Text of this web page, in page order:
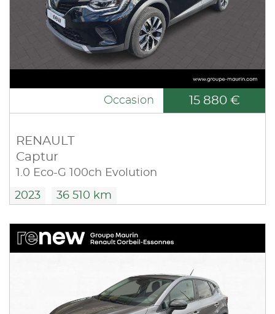
Occasion 15 880 €
RENAULT
Captur
1.0 Eco-G 100ch Evolution
2023 36 510 km